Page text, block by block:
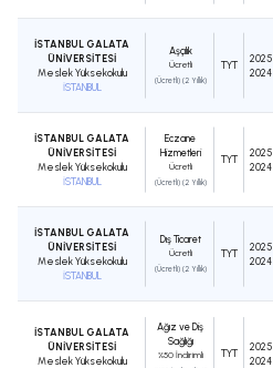
İSTANBUL GALATA
ÜNİVERSİTESİ
Meslek Yüksekokulu
İSTANBUL
Aşçılık
Ücretli
(Ücretli) (2 Yıllık)
TYT
2025
2024
İSTANBUL GALATA
ÜNİVERSİTESİ
Meslek Yüksekokulu
İSTANBUL
Eczane
Hizmetleri
Ücretli
(Ücretli) (2 Yıllık)
TYT
2025
2024
İSTANBUL GALATA
ÜNİVERSİTESİ
Meslek Yüksekokulu
İSTANBUL
Dış Ticaret
Ücretli
(Ücretli) (2 Yıllık)
TYT
2025
2024
İSTANBUL GALATA
ÜNİVERSİTESİ
Meslek Yüksekokulu
Ağız ve Diş
Sağlığı
%50 İndirimli TYT
2025
2024